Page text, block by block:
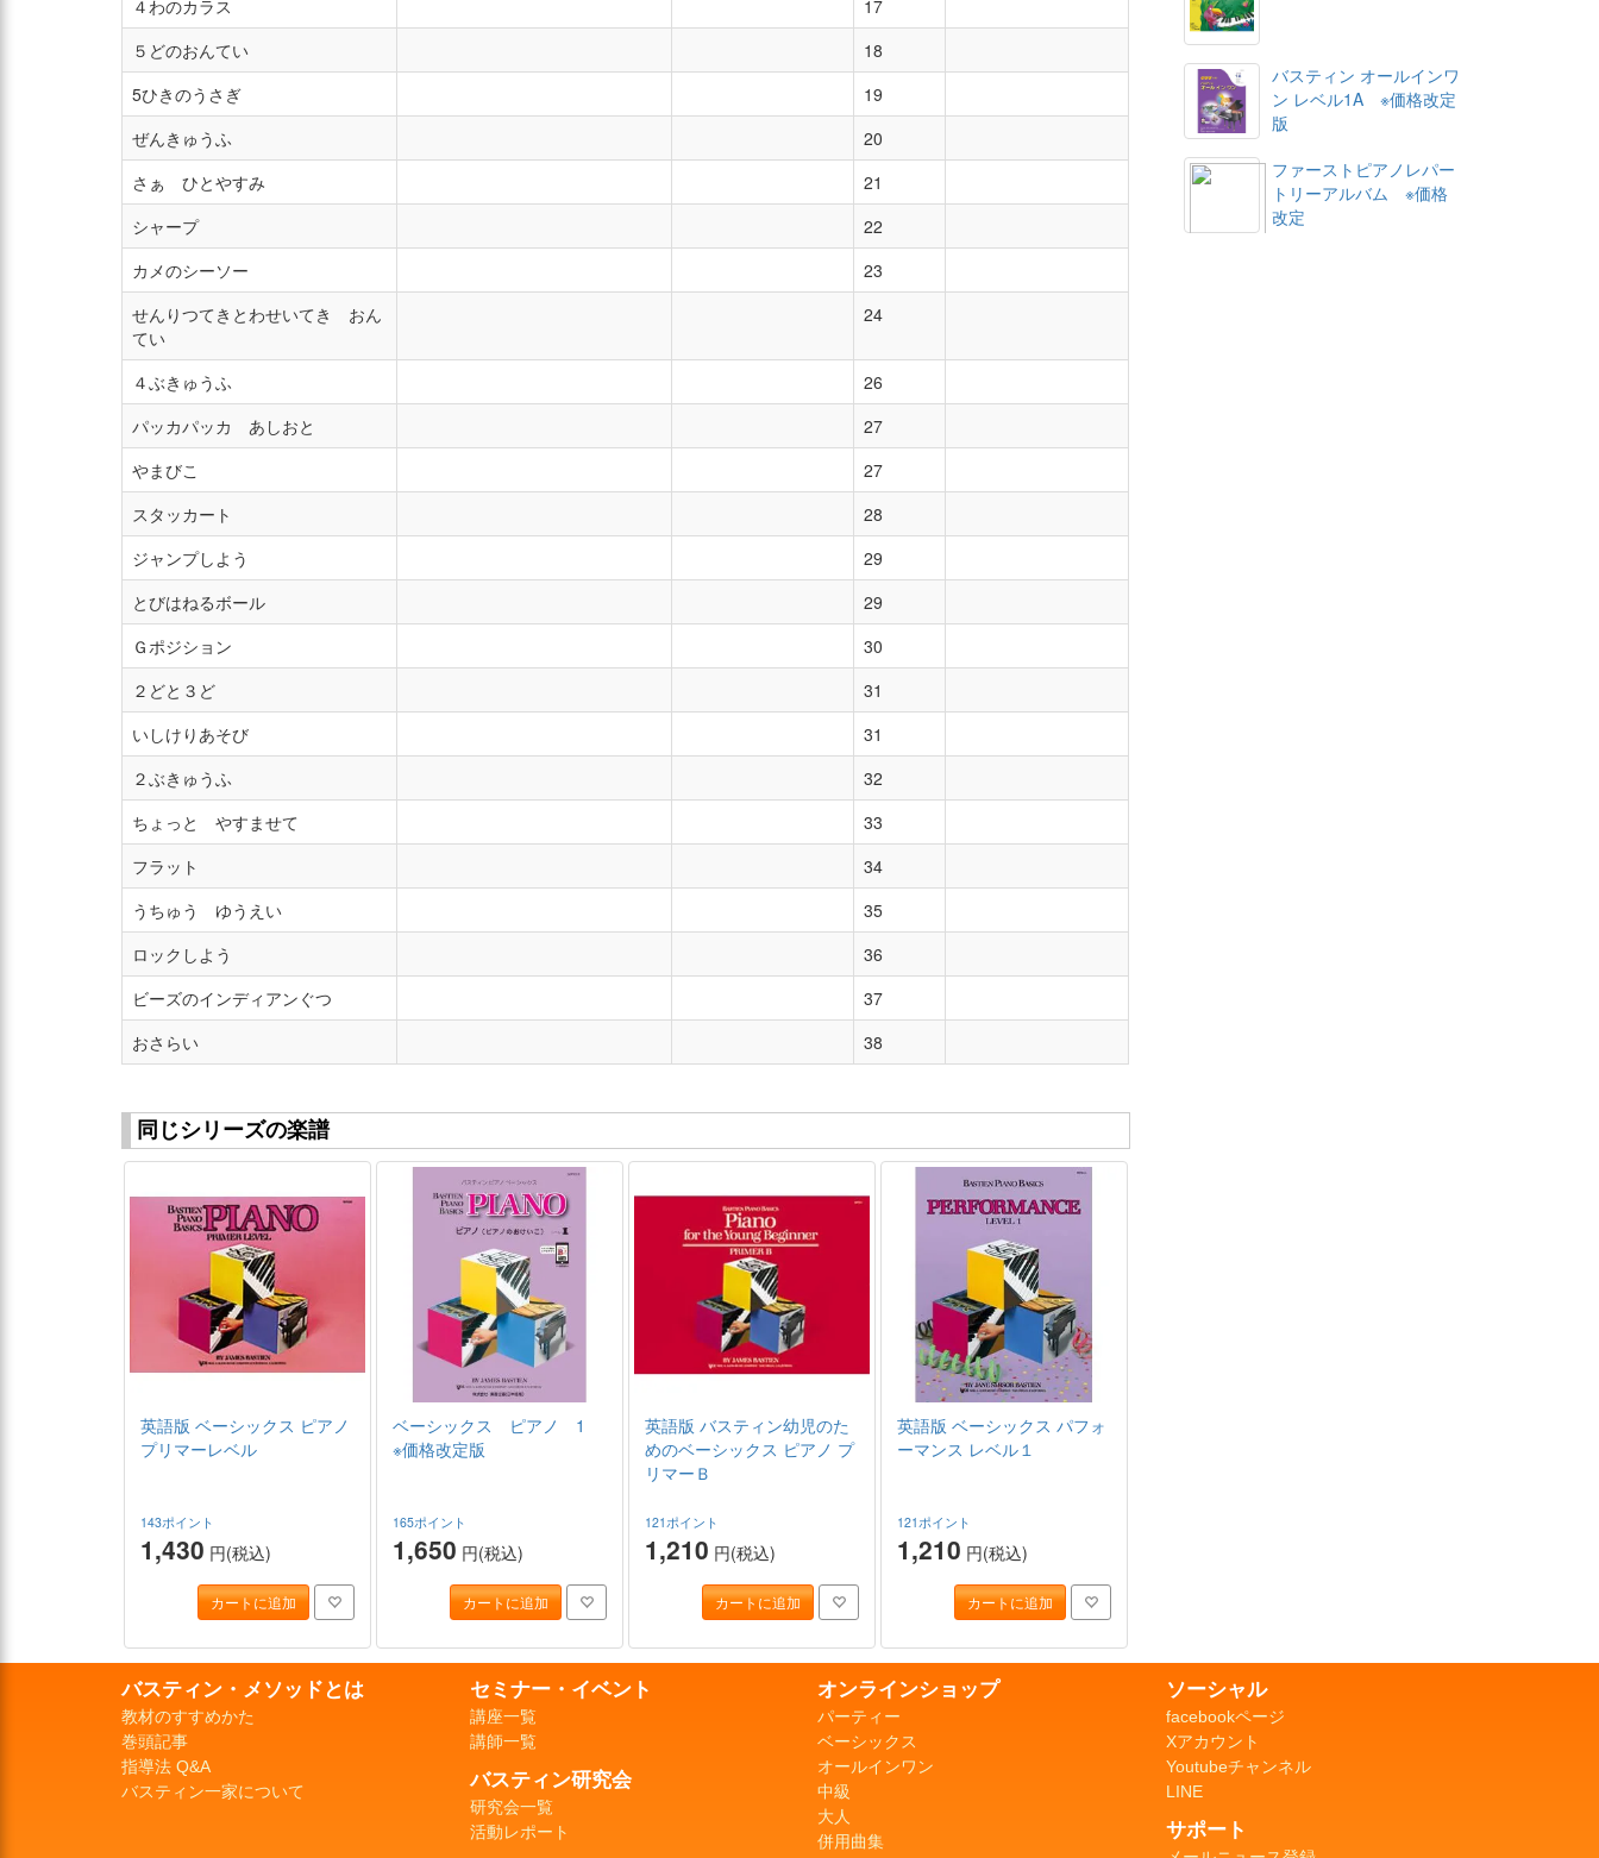
４わのカラス
17
５どのおんてい
18
5ひきのうさぎ
19
ぜんきゅうふ
20
さぁ ひとやすみ
21
シャープ
22
カメのシーソー
23
せんりつてきとわせいてき おん
てい
24
４ぶきゅうふ
26
パッカパッカ あしおと
27
やまびこ
27
スタッカート
28
ジャンプしよう
29
とびはねるボール
29
Ｇポジション
30
２どと３ど
31
いしけりあそび
31
２ぶきゅうふ
32
ちょっと やすませて
33
フラット
34
うちゅう ゆうえい
35
ロックしよう
36
ビーズのインディアンぐつ
37
おさらい
38
同じシリーズの楽譜
英語版 ベーシックス ピアノ
プリマーレベル
143ポイント
1,430 円(税込)
カートに追加
ベーシックス ピアノ 1
※価格改定版
165ポイント
1,650 円(税込)
カートに追加
英語版 バスティン幼児のた
めのベーシックス ピアノ プ
リマーＢ
121ポイント
1,210 円(税込)
カートに追加
英語版 ベーシックス パフォ
ーマンス レベル１
121ポイント
1,210 円(税込)
カートに追加
バスティン オールインワ
ン レベル1A ※価格改定
版
ファーストピアノレパー
トリーアルバム ※価格
改定
バスティン・メソッドとは
教材のすすめかた
巻頭記事
指導法 Q&A
バスティン一家について
セミナー・イベント
講座一覧
講師一覧
バスティン研究会
研究会一覧
活動レポート
オンラインショップ
パーティー
ベーシックス
オールインワン
中級
大人
併用曲集
ソーシャル
facebookページ
Xアカウント
Youtubeチャンネル
LINE
サポート